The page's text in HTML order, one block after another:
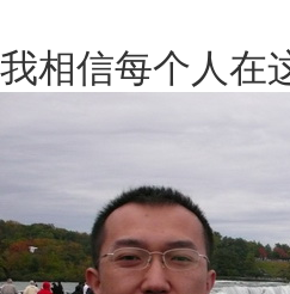
我相信每个人在